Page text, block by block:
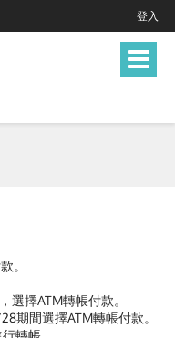
登入
Toggle
。
選擇ATM轉帳付款。
期間選擇ATM轉帳付款。
轉帳。